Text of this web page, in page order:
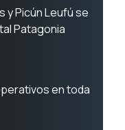
y Picún Leufú se
Patagonia
en toda